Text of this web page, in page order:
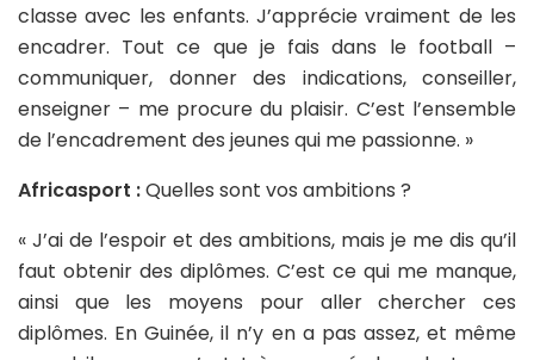
classe avec les enfants. J’apprécie vraiment de les
encadrer. Tout ce que je fais dans le football –
communiquer, donner des indications, conseiller,
enseigner – me procure du plaisir. C’est l’ensemble
de l’encadrement des jeunes qui me passionne. »
Africasport :Quelles sont vos ambitions ?
« J’ai de l’espoir et des ambitions, mais je me dis qu’il
faut obtenir des diplômes. C’est ce qui me manque,
ainsi que les moyens pour aller chercher ces
diplômes. En Guinée, il n’y en a pas assez, et même